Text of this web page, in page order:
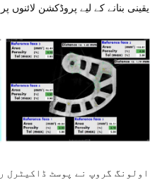
یقینی بنانے کے لیے پروڈکشن لائنوں
اولونگ گروپ نے پوسٹ ڈاکیٹرل